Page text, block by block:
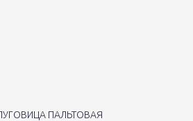
ПАЛЬТОВАЯ